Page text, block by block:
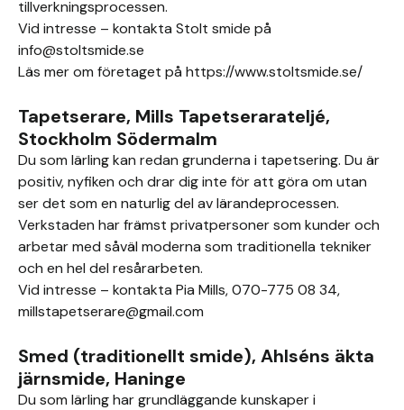
tillverkningsprocessen.
Vid intresse – kontakta Stolt smide på
info@stoltsmide.se
Läs mer om företaget på https://www.stoltsmide.se/
Tapetserare, Mills Tapetserarateljé,
Stockholm Södermalm
Du som lärling kan redan grunderna i tapetsering. Du är
positiv, nyfiken och drar dig inte för att göra om utan
ser det som en naturlig del av lärandeprocessen.
Verkstaden har främst privatpersoner som kunder och
arbetar med såväl moderna som traditionella tekniker
och en hel del resårarbeten.
Vid intresse – kontakta Pia Mills, 070-775 08 34,
millstapetserare@gmail.com
Smed (traditionellt smide), Ahlséns äkta
järnsmide, Haninge
Du som lärling har grundläggande kunskaper i